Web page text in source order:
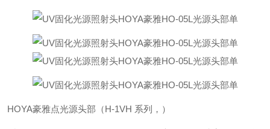
HOYA豪雅点光源头部（H-1VH 系列，）